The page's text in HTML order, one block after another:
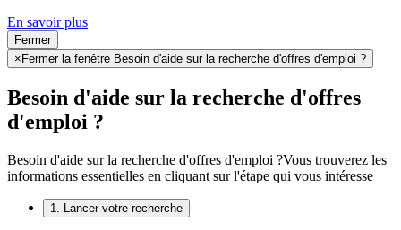
En savoir plus
Fermer
× Fermer la fenêtre Besoin d'aide sur la recherche d'offres d'emploi ?
Besoin d'aide sur la recherche d'offres
d'emploi ?
Besoin d'aide sur la recherche d'offres d'emploi ?Vous trouverez les
informations essentielles en cliquant sur l'étape qui vous intéresse
1. Lancer votre recherche